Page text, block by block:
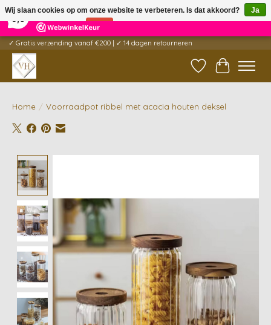
5 Reviews ×
✓ Gratis verzending vanaf €200 | ✓ 14 dagen retourneren
Verlanglijst
Home / Voorraadpot ribbel met acacia houten deksel
Wij slaan cookies op om onze website te verbeteren. Is dat akkoord?
Ja
Nee